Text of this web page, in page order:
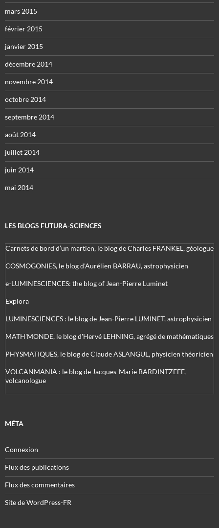
mars 2015
février 2015
janvier 2015
décembre 2014
novembre 2014
octobre 2014
septembre 2014
août 2014
juillet 2014
juin 2014
mai 2014
LES BLOGS FUTURA-SCIENCES
Carnets de bord d’un martien, le blog de Charles FRANKEL, géologue
COSMOGONIES, le blog d'Aurélien BARRAU, astrophysicien
e-LUMINESCIENCES: the blog of Jean-Pierre Luminet
Explora
LUMINESCIENCES : le blog de Jean-Pierre LUMINET, astrophysicien
MATH'MONDE, le blog d'Hervé LEHNING, agrégé de mathématiques
PHYSMATIQUES, le blog de Claude ASLANGUL, physicien théoricien
VOLCANMANIA : le blog de Jacques-Marie BARDINTZEFF,
volcanologue
MÉTA
Connexion
Flux des publications
Flux des commentaires
Site de WordPress-FR